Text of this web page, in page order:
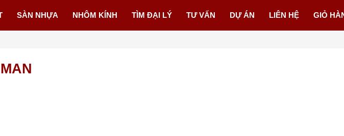
SÀN NHỰA NHÔM KÍNH TÌM ĐẠI LÝ TƯ VẤN DỰ ÁN LIÊN HỆ GIỎ